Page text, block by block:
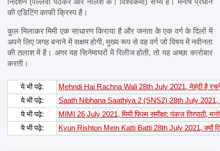
की एडिटिंग काफी क्रिस्प है।
कुल मिलाकर मिमी एक साधारण किराया है और जनता के एक वर्ग के दिलों में
अपने लिए जगह बनाने में सक्षम होगी, मुख्य रूप से वह वर्ग जो विषय में नवीनता
की तलाश में है। अगर यह सिनेमाघरों में रिलीज होती, तो यह अच्छा कारोबार
करती।
ये भी पढ़े:
Mehndi Hai Rachna Wali 28th July 2021, मेहंदी है
ये भी पढ़े:
Saath Nibhana Saathiya 2 (SNS2) 28th July 2021,
ये भी पढ़े:
MIMI 26 July 2021, मिमी फिल्म समीक्षा: पंकज त्रिपाठी,
ये भी पढ़े:
Kyun Rishton Mein Katti Batti 28th July 2021, क्यों